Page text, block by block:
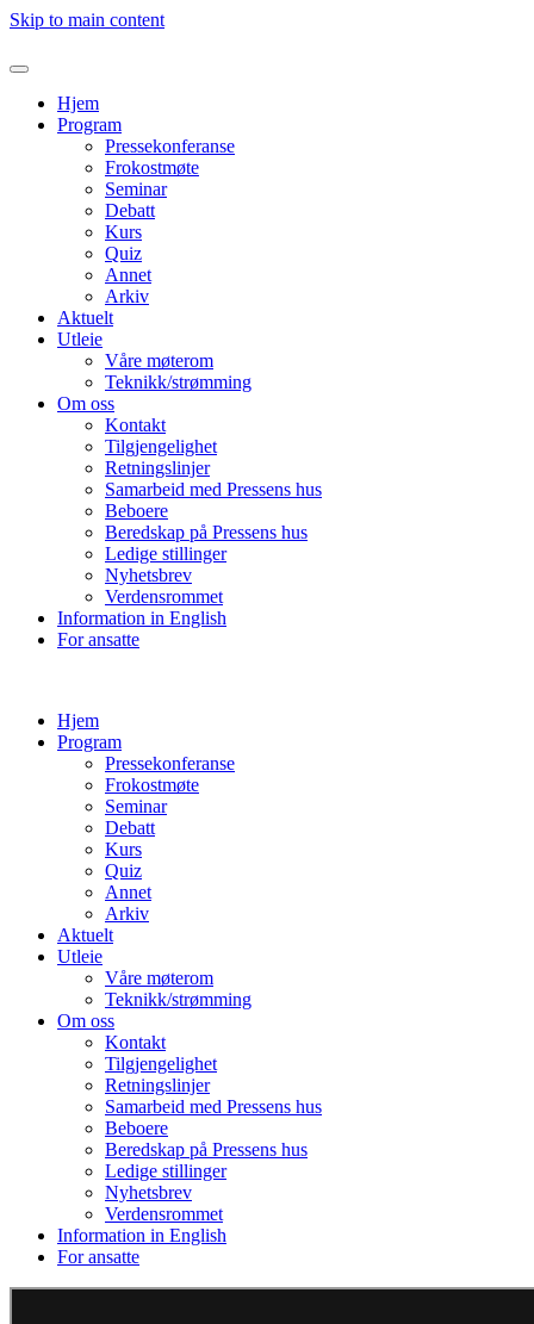
Skip to main content
Hjem
Program
Pressekonferanse
Frokostmøte
Seminar
Debatt
Kurs
Quiz
Annet
Arkiv
Aktuelt
Utleie
Våre møterom
Teknikk/strømming
Om oss
Kontakt
Tilgjengelighet
Retningslinjer
Samarbeid med Pressens hus
Beboere
Beredskap på Pressens hus
Ledige stillinger
Nyhetsbrev
Verdensrommet
Information in English
For ansatte
Hjem
Program
Pressekonferanse
Frokostmøte
Seminar
Debatt
Kurs
Quiz
Annet
Arkiv
Aktuelt
Utleie
Våre møterom
Teknikk/strømming
Om oss
Kontakt
Tilgjengelighet
Retningslinjer
Samarbeid med Pressens hus
Beboere
Beredskap på Pressens hus
Ledige stillinger
Nyhetsbrev
Verdensrommet
Information in English
For ansatte